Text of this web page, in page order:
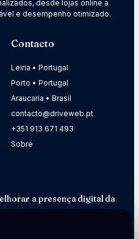
desde lojas online a
e desempenho otimizado.
Contacto
Leiria • Portugal
Porto • Portugal
Araucaria • Brasil
contacto@driveweb.pt
+351 913 671 493
Sobre
a presença digital da